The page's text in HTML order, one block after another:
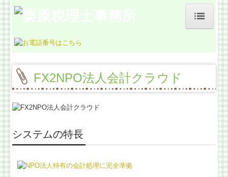
ホーム
事務所紹介
お客様の声
料金について
よくある質問
FX2NPO法人会計クラウド
システムの特長